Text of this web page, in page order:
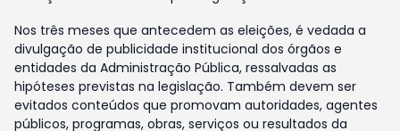
Nos três meses que antecedem as eleições, é vedada a
divulgação de publicidade institucional dos órgãos e
entidades da Administração Pública, ressalvadas as
hipóteses previstas na legislação. Também devem ser
evitados conteúdos que promovam autoridades, agentes
públicos, programas, obras, serviços ou resultados da